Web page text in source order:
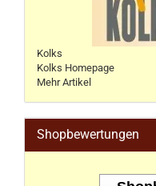
Kolks
Kolks Homepage
Mehr Artikel
Shopbewertungen